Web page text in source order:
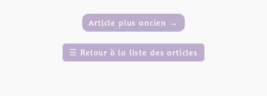
Article plus ancien →
☰ Retour à la liste des articles